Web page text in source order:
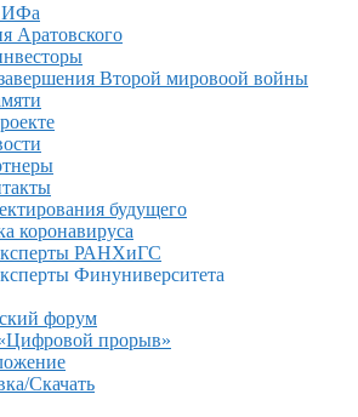
ИФа
Аратовского
Второй мировоой войны
будущего
коронавируса
РАНХиГС
Финуниверситета
форум
прорыв»
Скачать